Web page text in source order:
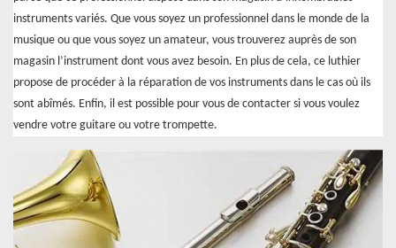
instruments variés. Que vous soyez un professionnel dans le monde de la
musique ou que vous soyez un amateur, vous trouverez auprès de son
magasin l’instrument dont vous avez besoin. En plus de cela, ce luthier
propose de procéder à la réparation de vos instruments dans le cas où ils
sont abîmés. Enfin, il est possible pour vous de contacter si vous voulez
vendre votre guitare ou votre trompette.